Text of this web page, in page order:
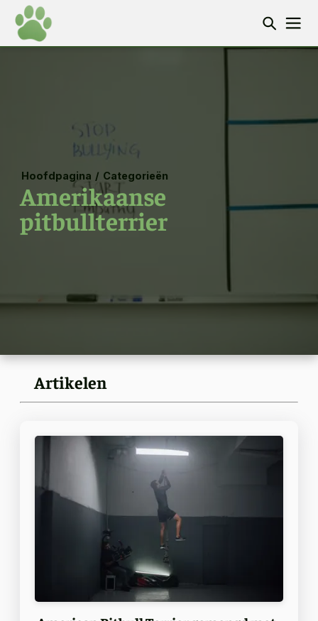
Hoofdpagina / Categorieën
Amerikaanse
pitbullterrier
Artikelen